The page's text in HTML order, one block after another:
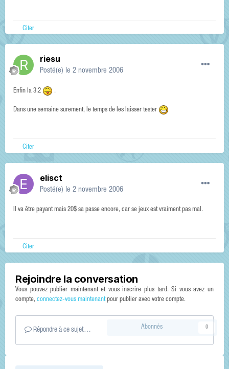
Citer
riesu
Posté(e) le 2 novembre 2006
Enfin la 3.2 .
Dans une semaine surement, le temps de les laisser tester
Citer
elisct
Posté(e) le 2 novembre 2006
Il va être payant mais 20$ sa passe encore, car se jeux est vraiment pas mal.
Citer
Rejoindre la conversation
Vous pouvez publier maintenant et vous inscrire plus tard. Si vous avez un
compte, connectez-vous maintenantpour publier avec votre compte.
Répondre à ce sujet… Abonnés 0